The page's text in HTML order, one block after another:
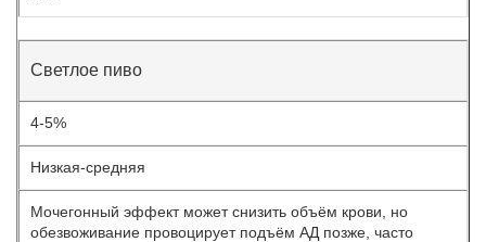
Светлое пиво
4-5%
Низкая-средняя
Мочегонный эффект может снизить объём крови, но
обезвоживание провоцирует подъём АД позже, часто